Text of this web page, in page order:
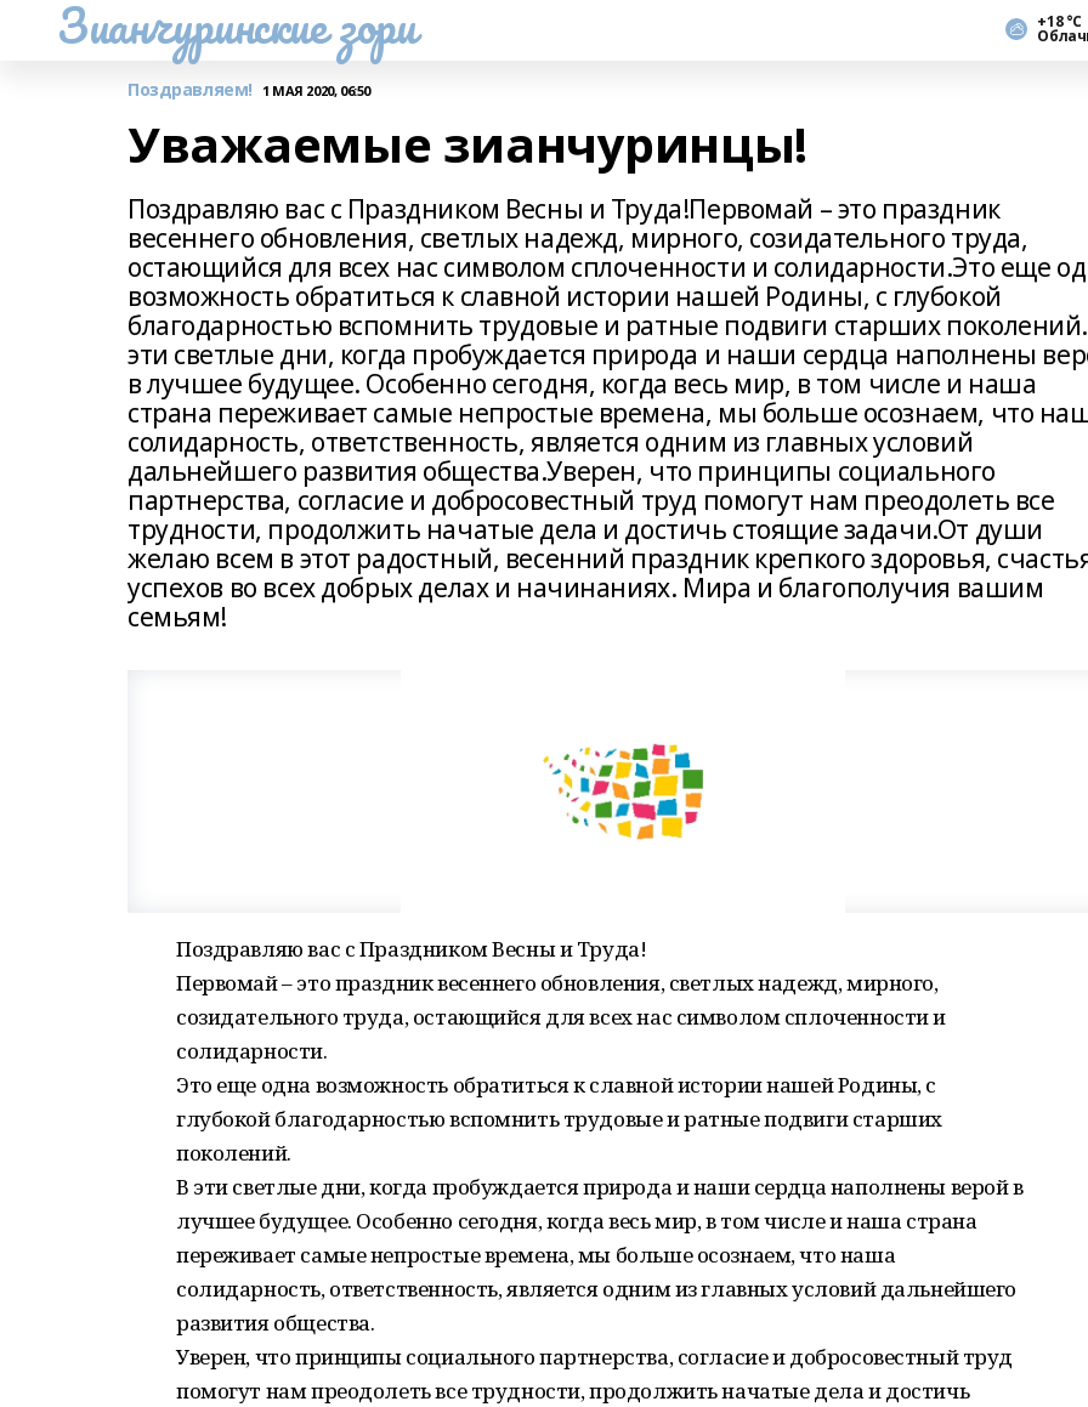
Зианчуринские зори +18 °С
Поздравляем! 1 МАЯ 2020, 06:50
Уважаемые зианчуринцы!
Поздравляю вас с Праздником Весны и Труда!Первомай – это праздник
весеннего обновления, светлых надежд, мирного, созидательного труда,
остающийся для всех нас символом сплоченности и солидарности.Это еще
возможность обратиться к славной истории нашей Родины, с глубокой
благодарностью вспомнить трудовые и ратные подвиги старших
эти светлые дни, когда пробуждается природа и наши сердца наполнены
в лучшее будущее. Особенно сегодня, когда весь мир, в том числе и наша
страна переживает самые непростые времена, мы больше осознаем, что
солидарность, ответственность, является одним из главных условий
дальнейшего развития общества.Уверен, что принципы социального
партнерства, согласие и добросовестный труд помогут нам преодолеть все
трудности, продолжить начатые дела и достичь стоящие задачи.От души
желаю всем в этот радостный, весенний праздник крепкого здоровья,
успехов во всех добрых делах и начинаниях. Мира и благополучия вашим
семьям!
Поздравляю вас с Праздником Весны и Труда!
Первомай – это праздник весеннего обновления, светлых надежд, мирного,
созидательного труда, остающийся для всех нас символом сплоченности и
солидарности.
Это еще одна возможность обратиться к славной истории нашей Родины, с
глубокой благодарностью вспомнить трудовые и ратные подвиги старших
поколений.
В эти светлые дни, когда пробуждается природа и наши сердца наполнены верой в
лучшее будущее. Особенно сегодня, когда весь мир, в том числе и наша страна
переживает самые непростые времена, мы больше осознаем, что наша
солидарность, ответственность, является одним из главных условий дальнейшего
развития общества.
Уверен, что принципы социального партнерства, согласие и добросовестный труд
помогут нам преодолеть все трудности, продолжить начатые дела и достичь